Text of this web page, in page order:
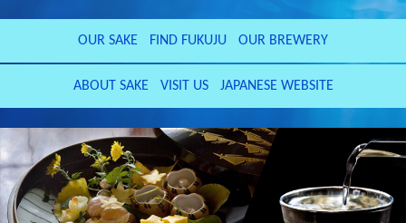
OUR SAKE FIND FUKUJU OUR BREWERY
ABOUT SAKE VISIT US JAPANESE WEBSITE